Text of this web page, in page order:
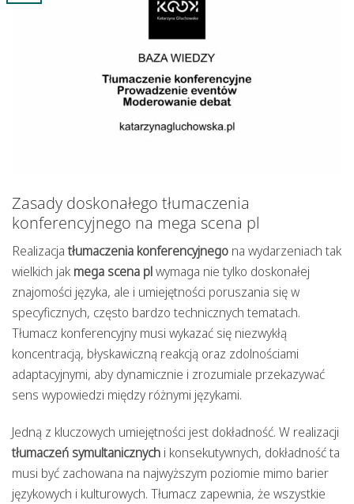
Zasady doskonałego tłumaczenia
konferencyjnego na mega scena pl
Realizacjatłumaczenia konferencyjnego na wydarzeniach tak
wielkich jak mega scena plwymaga nie tylko doskonałej
znajomości języka, ale i umiejętności poruszania się w
specyficznych, często bardzo technicznych tematach.
Tłumacz konferencyjny musi wykazać się niezwykłą
koncentracją, błyskawiczną reakcją oraz zdolnościami
adaptacyjnymi, aby dynamicznie i zrozumiale przekazywać
sens wypowiedzi między różnymi językami.
Jedną z kluczowych umiejętności jest dokładność. W realizacji
tłumaczeń symultanicznych i konsekutywnych, dokładność ta
musi być zachowana na najwyższym poziomie mimo barier
językowych i kulturowych. Tłumacz zapewnia, że wszystkie